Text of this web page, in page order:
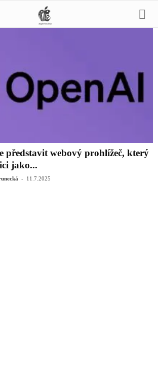
představit webový prohlížeč, který
jako...
- 11.7.2025